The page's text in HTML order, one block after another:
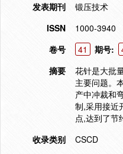
发表期刊
锻压技术
ISSN
1000-3940
卷号
41 期号:
摘要
花针是大批
主要问题。
产中冲裁和
制,采用接近
点,达到了节
收录类别
CSCD